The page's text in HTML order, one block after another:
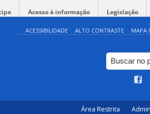
Acesso à informação Legislação
ACESSIBILIDADE ALTO CONTRASTE MAPA
Área Restrita